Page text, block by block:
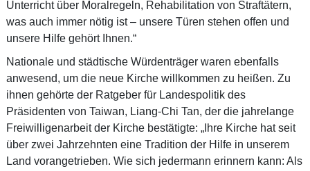
Unterricht über Moralregeln, Rehabilitation von Straftätern,
was auch immer nötig ist – unsere Türen stehen offen und
unsere Hilfe gehört Ihnen.“
Nationale und städtische Würdenträger waren ebenfalls
anwesend, um die neue Kirche willkommen zu heißen. Zu
ihnen gehörte der Ratgeber für Landespolitik des
Präsidenten von Taiwan, Liang-Chi Tan, der die jahrelange
Freiwilligenarbeit der Kirche bestätigte: „Ihre Kirche hat seit
über zwei Jahrzehnten eine Tradition der Hilfe in unserem
Land vorangetrieben. Wie sich jedermann erinnern kann: Als